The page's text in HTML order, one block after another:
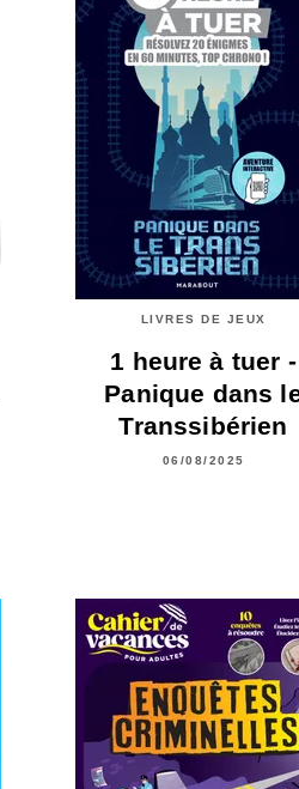
LIVRES DE JEUX
1 heure à tuer -
Panique dans
Transsibérien
06/08/2025